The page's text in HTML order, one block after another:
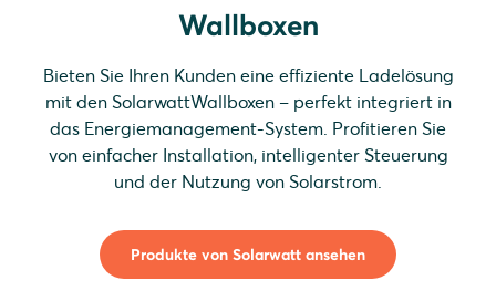
Wallboxen
Bieten Sie Ihren Kunden eine effiziente Ladelösung
mit den SolarwattWallboxen – perfekt integriert in
das Energiemanagement-System. Profitieren Sie
von einfacher Installation, intelligenter Steuerung
und der Nutzung von Solarstrom.
Produkte von Solarwatt ansehen